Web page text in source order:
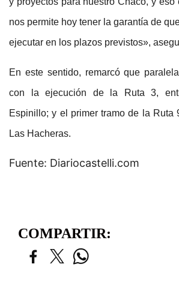
nos permite hoy tener la garantía de
ejecutar en los plazos previstos»,
En este sentido, remarcó que
con la ejecución de la Ruta 3,
Espinillo; y el primer tramo de la Ruta
Las Hacheras.
Fuente: Diariocastelli.com
COMPARTIR: